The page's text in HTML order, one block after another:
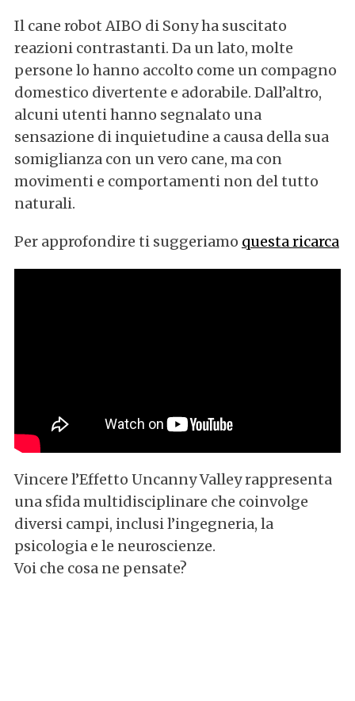
Il cane robot AIBO di Sony ha suscitato
reazioni contrastanti. Da un lato, molte
persone lo hanno accolto come un compagno
domestico divertente e adorabile. Dall’altro,
alcuni utenti hanno segnalato una
sensazione di inquietudine a causa della sua
somiglianza con un vero cane, ma con
movimenti e comportamenti non del tutto
naturali.
Per approfondire ti suggeriamo questaricarca
Vincere l’Effetto Uncanny Valley rappresenta
una sfida multidisciplinare che coinvolge
diversi campi, inclusi l’ingegneria, la
psicologia e le neuroscienze.
Voi che cosa ne pensate?